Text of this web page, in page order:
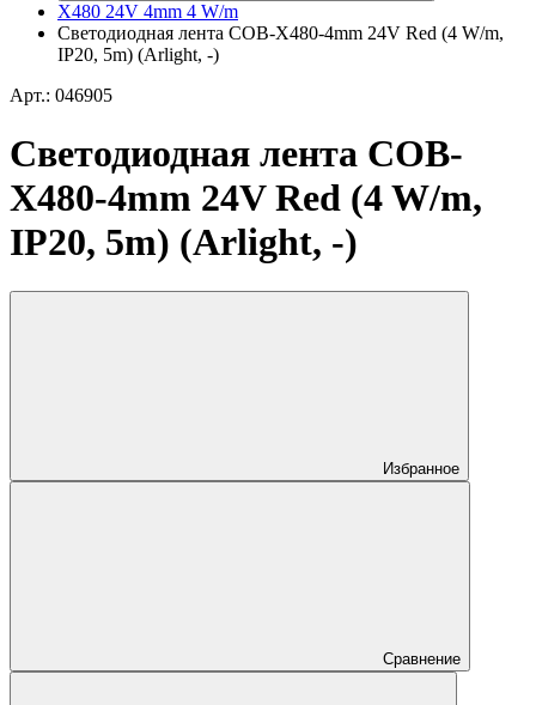
X480 24V 4mm 4 W/m
Светодиодная лента COB-X480-4mm 24V Red (4 W/m,
IP20, 5m) (Arlight, -)
Арт.: 046905
Светодиодная лента COB-
X480-4mm 24V Red (4 W/m,
IP20, 5m) (Arlight, -)
Избранное
Сравнение